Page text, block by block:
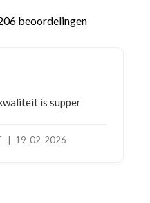
beoordelingen
goede prijzen en
gifts, waardoor je